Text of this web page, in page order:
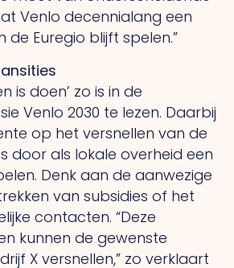
Venlo decennialang een
de Euregio blijft spelen.”
is doen’ zo is in de
Venlo 2030 te lezen. Daarbij
op het versnellen van de
door als lokale overheid een
Denk aan de aanwezige
van subsidies of het
contacten. “Deze
kunnen de gewenste
X versnellen,” zo verklaart